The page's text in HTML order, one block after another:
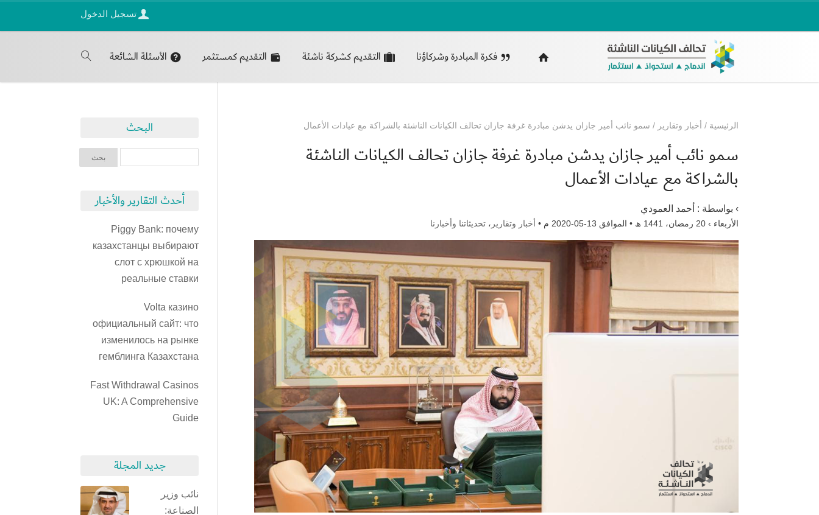
تسجيل الدخول
فكرة المبادرة وشركاؤنا التقديم كشركة ناشئة التقديم كمستثمر الأسئلة الشائعة
الرئيسية / أخبار وتقارير / سمو نائب أمير جازان يدشن مبادرة غرفة جازان تحالف الكيانات الناشئة بالشراكة مع عيادات الأعمال
سمو نائب أمير جازان يدشن مبادرة غرفة جازان تحالف الكيانات الناشئة
بالشراكة مع عيادات الأعمال
› بواسطة : أحمد العمودي
الأربعاء › 20 رمضان، 1441 ھ • الموافق 13-05-2020 م • أخبار وتقارير ، تحديثاتنا وأخبارنا
البحث
أحدث التقارير والأخبار
Piggy Bank: почему
казахстанцы выбирают
слот с хрюшкой на
реальные ставки
Volta казино
официальный сайт: что
изменилось на рынке
гемблинга Казахстана
Fast Withdrawal Casinos
UK: A Comprehensive
Guide
جديد المجلة
نائب وزير
الصناعة: